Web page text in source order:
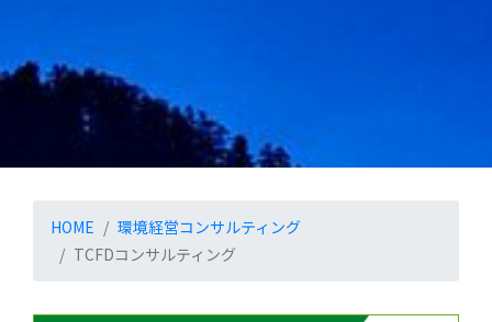
HOME
環境経営コンサルティング
TCFDコンサルティング